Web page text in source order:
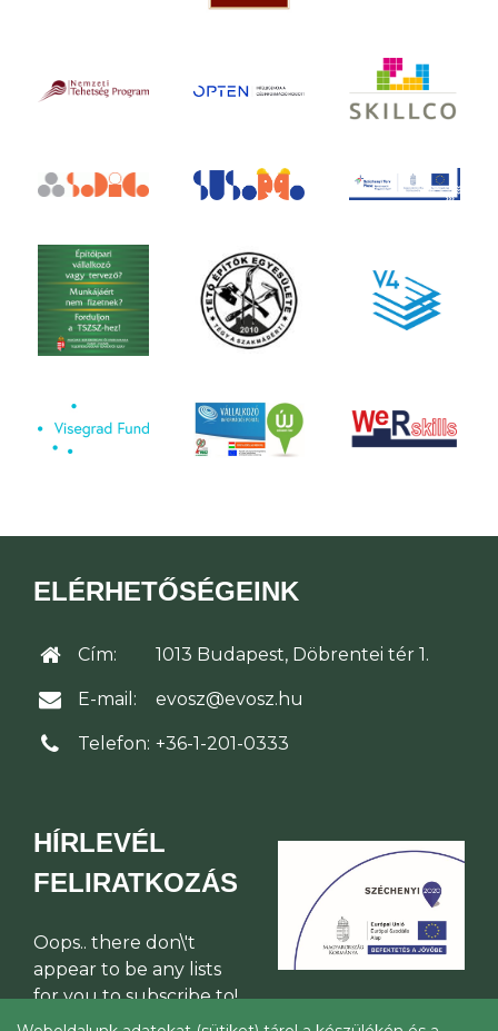
ELÉRHETŐSÉGEINK
Cím: 1013 Budapest, Döbrentei tér 1.
E-mail: evosz@evosz.hu
Telefon: +36-1-201-0333
HÍRLEVÉL
FELIRATKOZÁS
Oops.. there don\'t
appear to be any lists
for you to subscribe to!